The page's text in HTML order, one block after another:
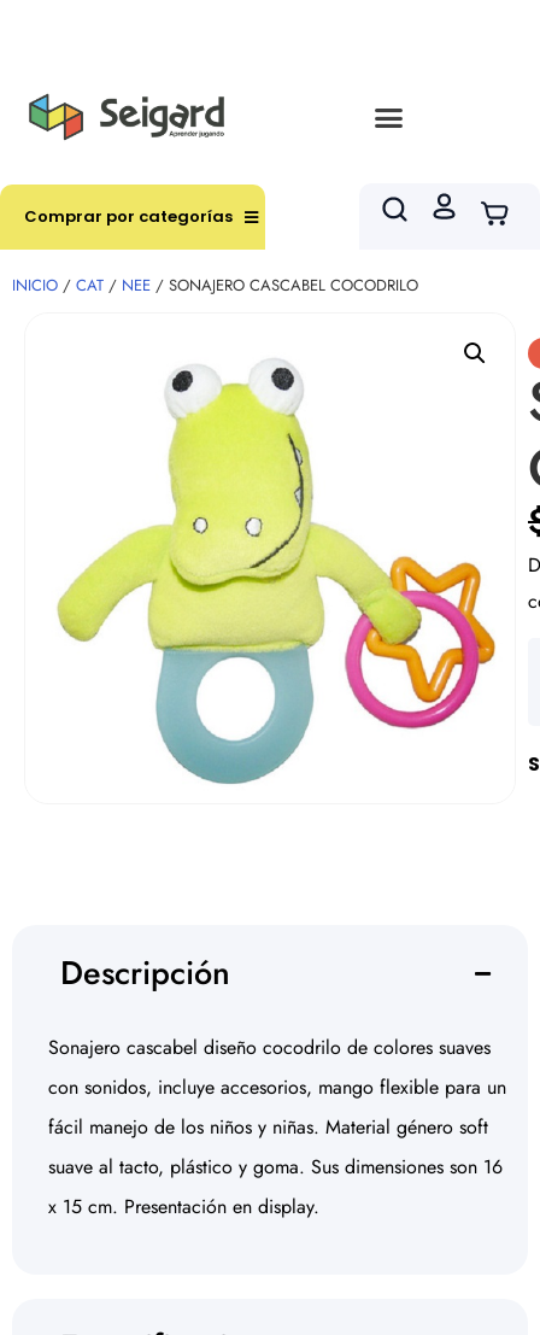
Comprar por categorías
INICIO / CAT / NEE / SONAJERO CASCABEL COCODRILO
Descripción
Sonajero cascabel diseño cocodrilo de colores suaves
con sonidos, incluye accesorios, mango flexible para un
fácil manejo de los niños y niñas. Material género soft
suave al tacto, plástico y goma. Sus dimensiones son 16
x 15 cm. Presentación en display.